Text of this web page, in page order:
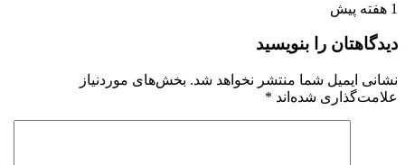
1 هفته پیش
دیدگاهتان را بنویسید
نشانی ایمیل شما منتشر نخواهد شد. بخش‌های موردنیاز
علامت‌گذاری شده‌اند *